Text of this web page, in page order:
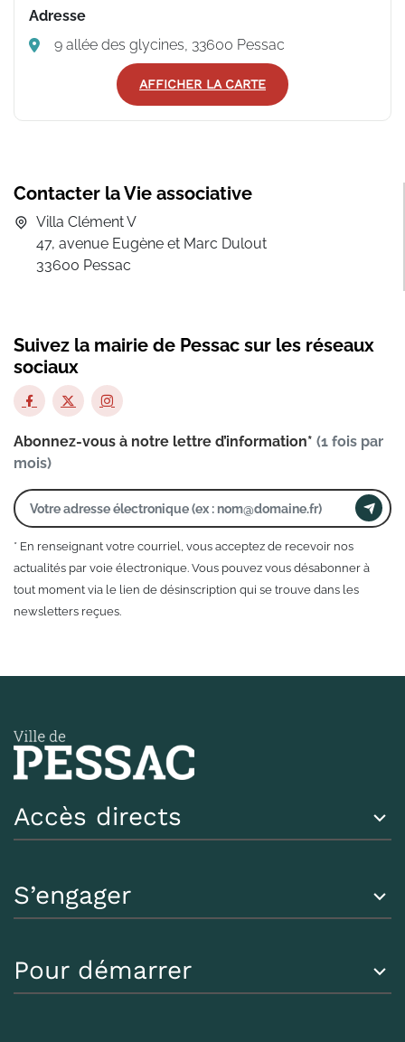
Adresse
9 allée des glycines, 33600 Pessac
AFFICHER LA CARTE
Contacter la Vie associative
Villa Clément V
47, avenue Eugène et Marc Dulout
33600 Pessac
Suivez la mairie de Pessac sur les réseaux
sociaux
Abonnez-vous à notre lettre d’information* (1 fois par
mois)
* En renseignant votre courriel, vous acceptez de recevoir nos
actualités par voie électronique. Vous pouvez vous désabonner à
tout moment via le lien de désinscription qui se trouve dans les
newsletters reçues.
Accès directs
S’engager
Pour démarrer